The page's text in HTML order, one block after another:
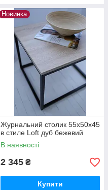
Новинка
Журнальний столик 55х50х45
в стиле Loft дуб бежевий
В наявності
2 345 ₴
Купити